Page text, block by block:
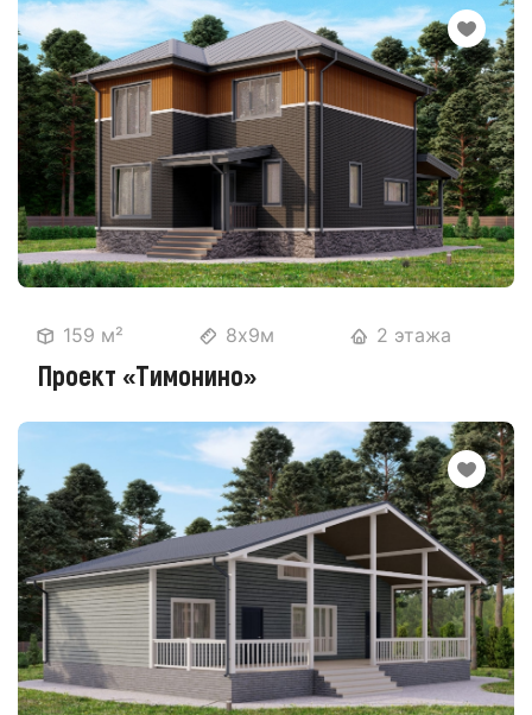
159 м² 8х9м 2 этажа
Проект «Тимонино»